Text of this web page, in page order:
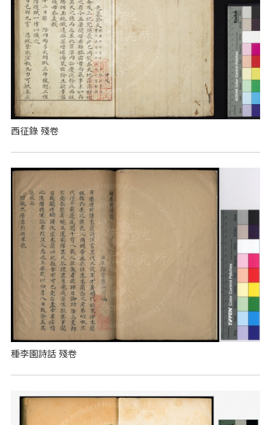
西征錄 殘卷
種李園詩話 殘卷